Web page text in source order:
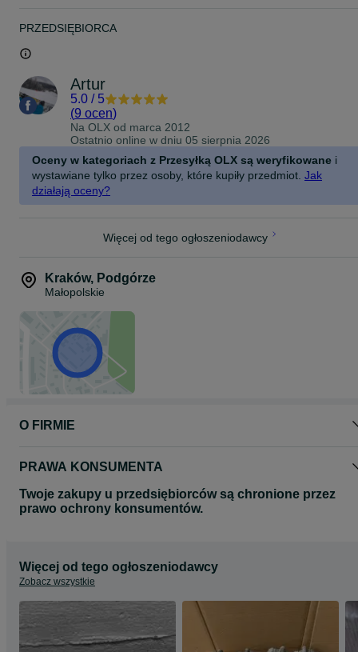
PRZEDSIĘBIORCA
Artur
5.0 / 5
(9 ocen)
Na OLX od marca 2012
Ostatnio online w dniu 05 sierpnia 2026
Oceny w kategoriach z Przesyłką OLX są weryfikowane i
wystawiane tylko przez osoby, które kupiły przedmiot. Jak
działają oceny?
Więcej od tego ogłoszeniodawcy
Kraków, Podgórze
Małopolskie
O FIRMIE
PRAWA KONSUMENTA
Twoje zakupy u przedsiębiorców są chronione przez
prawo ochrony konsumentów.
Więcej od tego ogłoszeniodawcy
Zobacz wszystkie